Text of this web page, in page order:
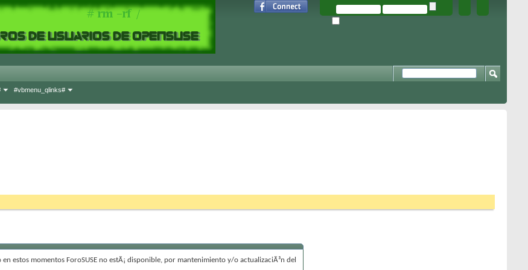
#vbmenu_qlinks#
en estos momentos ForoSUSE no estÃ¡ disponible, por mantenimiento y/o actualizaciÃ³n del